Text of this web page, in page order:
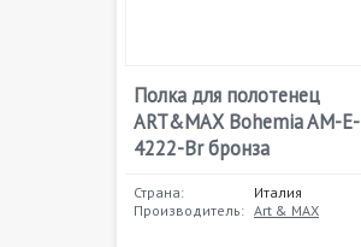
Полка для полотенец
ART&MAX Bohemia AM-E-
4222-Br бронза
Страна:
Италия
Производитель: Art & MAX